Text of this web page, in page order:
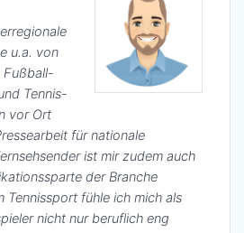
u.a. von
Fußball-
Tennis-
vor Ort
für nationale
ist mir zudem auch
der Branche
Tennissport fühle ich mich als
nicht nur beruflich eng